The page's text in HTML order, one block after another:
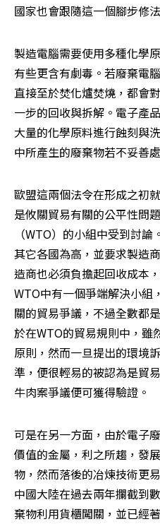
國家也會跟隨這一個腳步修
製造電腦需要使用多種化學
有些更含有劇毒。若廢棄電
直接至於焚化爐焚燒，都會
一步的回收與拆解。電子產
大量的化學原料進行蝕刻與
中所產生的廢棄物若不妥善
歐盟這兩個法令在形成之初
是攸關貿易有關的公平性問
（WTO）的小組中受到討
其它各國為高，並要求製造
造商也必須負擔起回收成本
WTO中有一個爭端解決小組
關的貿易爭議，不過全數都
於在WTO的貿易規則中，雖
原則，然而一旦提出的環境
準，便很輕易的被認為是貿
牛肉案爭議便可獲得驗證。
可是在另一方面，由於電子
價值的金屬，利之所趨，發
物，然而落後的冶煉技術更
中國大陸在過去兩年攔截到
棄物利用貨櫃闖關，並已經